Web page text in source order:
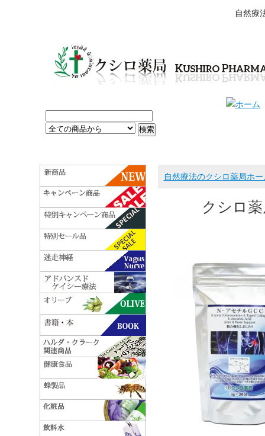
自然療
自然療法のクシロ薬局ホー
クシロ